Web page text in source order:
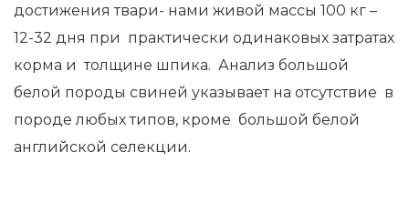
достижения твари- нами живой массы 100 кг –
12-32 дня при практически одинаковых затратах
корма и толщине шпика. Анализ большой
белой породы свиней указывает на отсутствие в
породе любых типов, кроме большой белой
английской селекции.